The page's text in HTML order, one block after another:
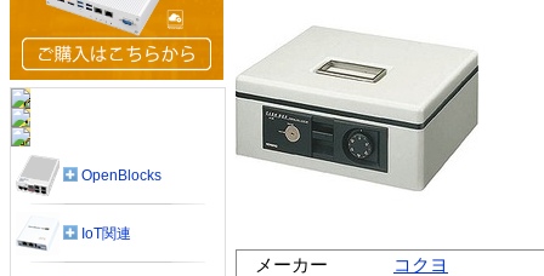
メーカー
コクヨ
OpenBlocks
IoT関連